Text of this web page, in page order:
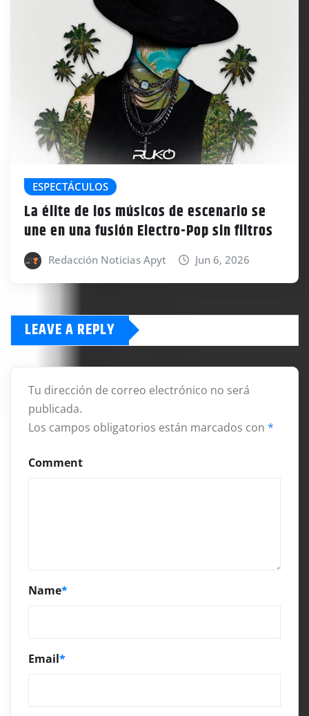
ESPECTÁCULOS
La élite de los músicos de escenario se
une en una fusión Electro-Pop sin filtros
Redacción Noticias Apyt Jun 6, 2026
LEAVE A REPLY
Tu dirección de correo electrónico no será
publicada.
Los campos obligatorios están marcados con *
Comment
Name*
Email*